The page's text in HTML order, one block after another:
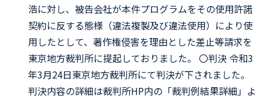
浩に対し、被告会社が本件プログラムをその使用許諾
契約に反する態様（違法複製及び違法使用）により使
用したとして、著作権侵害を理由とした差止等請求を
東京地方裁判所に提起しておりました。 〇判決 令和3
年3月24日東京地方裁判所にて判決が下されました。
判決内容の詳細は裁判所HP内の「裁判例結果詳細」よ